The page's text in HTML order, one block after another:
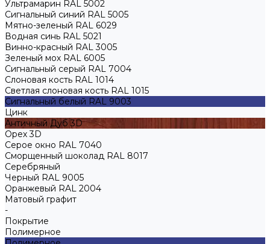
Ультрамарин RAL 5002
Сигнальный синий RAL 5005
Мятно-зеленый RAL 6029
Водная синь RAL 5021
Винно-красный RAL 3005
Зеленый мох RAL 6005
Сигнальный серый RAL 7004
Слоновая кость RAL 1014
Светлая слоновая кость RAL 1015
Сигнальный белый RAL 9003
Цинк
Античный Дуб 3D
Орех 3D
Серое окно RAL 7040
Сморщенный шоколад RAL 8017
Серебряный
Черный RAL 9005
Оранжевый RAL 2004
Матовый графит
-
Покрытие
Полимерное